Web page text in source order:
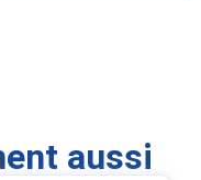
aussi